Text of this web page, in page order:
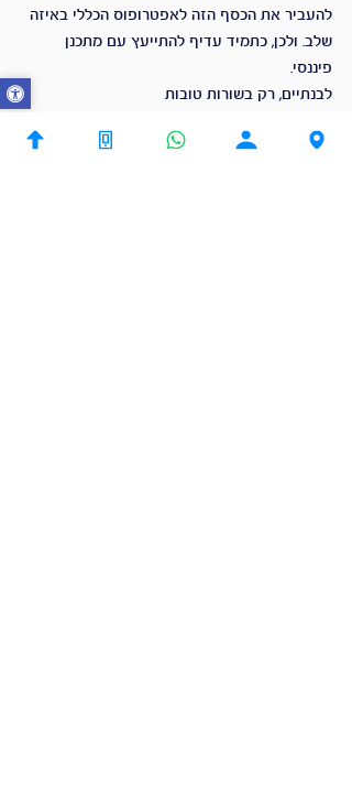
להעביר את הכסף הזה לאפטרופוס הכללי באיזה
שלב. ולכן, כתמיד עדיף להתייעץ עם מתכנן
פיננסי.
לבנתיים, רק בשורות טובות
מתכנן פיננסי
תכנון פיננסי תיקון 190
מיסוי וליווי לפרישה